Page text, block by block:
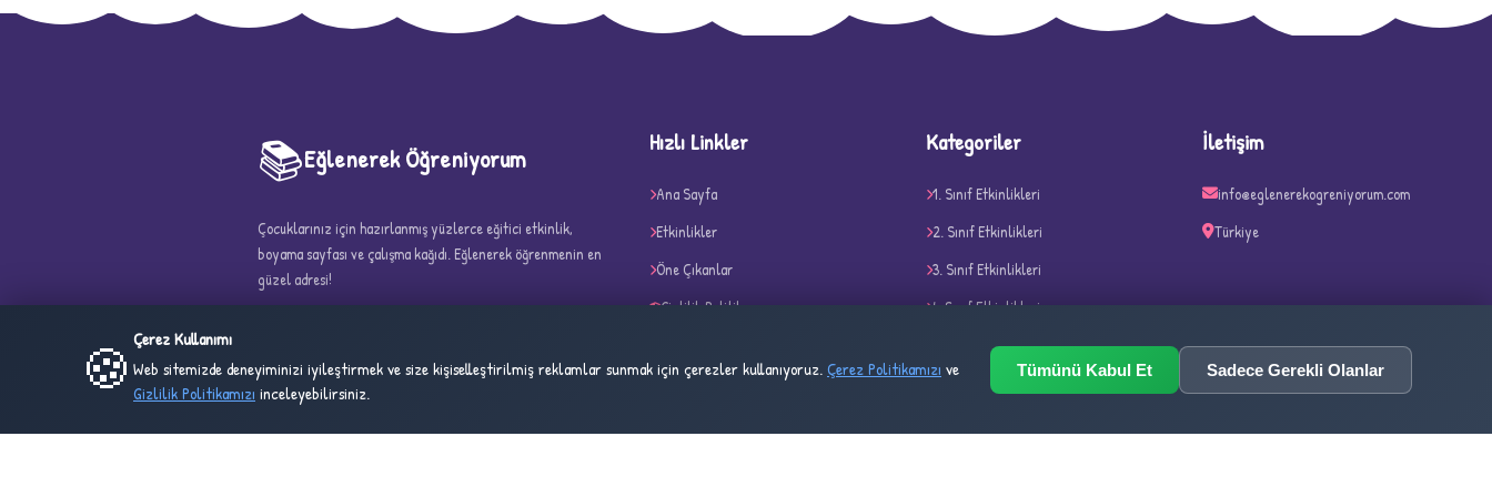
5
📚Eğlenerek Öğreniyorum
Çocuklarınız için hazırlanmış yüzlerce eğitici etkinlik,
boyama sayfası ve çalışma kağıdı. Eğlenerek öğrenmenin en
güzel adresi!
Hızlı Linkler
Ana Sayfa
Etkinlikler
Öne Çıkanlar
Gizlilik Politikası
Kullanım Şartları
Kategoriler
1. Sınıf Etkinlikleri
2. Sınıf Etkinlikleri
3. Sınıf Etkinlikleri
4. Sınıf Etkinlikleri
Belirli Gün ve Haftalar
Akıl ve Zeka Oyunları
İletişim
info@eglenerekogreniyorum.com
Türkiye
🍪 Çerez Kullanımı
Web sitemizde deneyiminizi iyileştirmek ve size kişiselleştirilmiş reklamlar sunmak için çerezler kullanıyoruz.Çerez Politikamızı ve
Gizlilik Politikamızı inceleyebilirsiniz.
Tümünü Kabul Et Sadece Gerekli Olanlar